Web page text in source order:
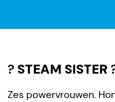
? STEAM SISTER
Zes powervrouwen.